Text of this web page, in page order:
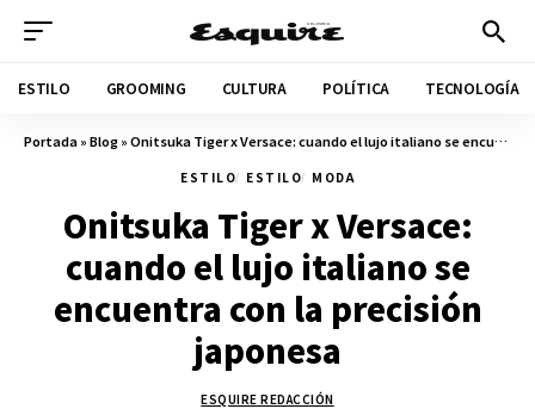
ESTILO GROOMING CULTURA POLÍTICA TECNOLOGÍA
Portada»Blog»Onitsuka Tiger x Versace: cuando el lujo italiano se encuentra con la precisión japonesa
ESTILO ESTILO MODA
Onitsuka Tiger x Versace:
cuando el lujo italiano se
encuentra con la precisión
japonesa
ESQUIRE REDACCIÓN